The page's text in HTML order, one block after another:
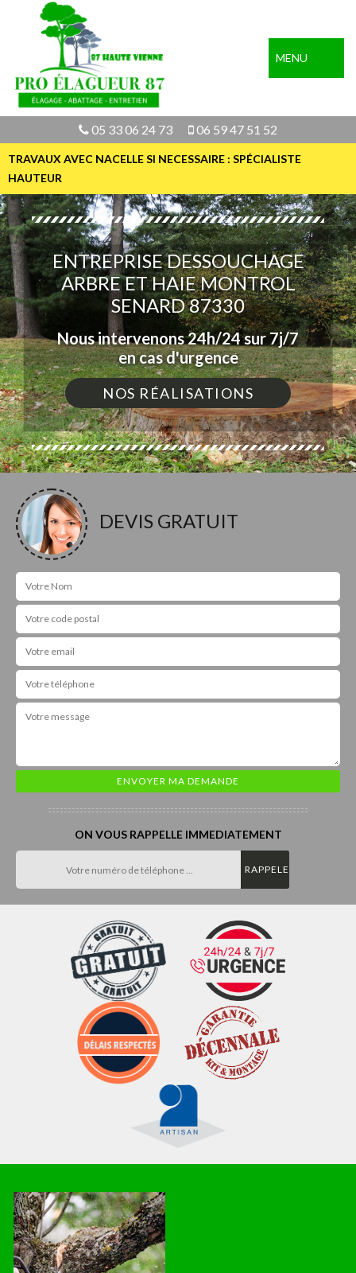
MENU
05 33 06 24 73 06 59 47 51 52
TRAVAUX AVEC NACELLE SI NECESSAIRE : SPÉCIALISTE
HAUTEUR
ENTREPRISE DESSOUCHAGE
ARBRE ET HAIE MONTROL
SENARD 87330
Nous intervenons 24h/24 sur 7j/7
en cas d'urgence
NOS RÉALISATIONS
DEVIS GRATUIT
ON VOUS RAPPELLE IMMEDIATEMENT